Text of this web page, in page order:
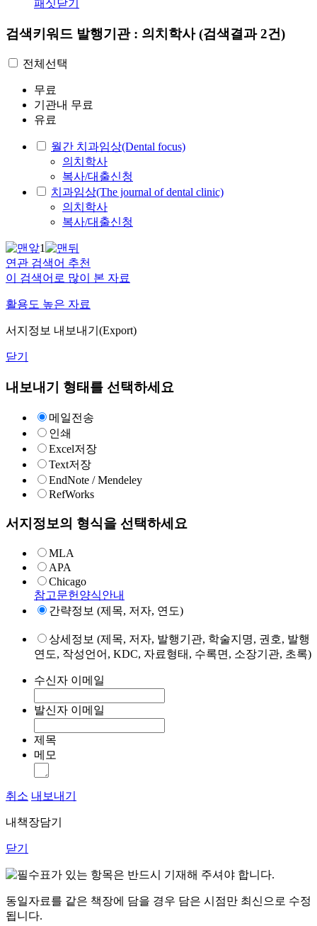
패싯닫기
검색키워드 발행기관 : 의치학사(검색결과 2건)
전체선택
무료
기관내 무료
유료
월간 치과임상(Dental focus)
의치학사
복사/대출신청
치과임상(The journal of dental clinic)
의치학사
복사/대출신청
1
연관 검색어 추천
이 검색어로 많이 본 자료
활용도 높은 자료
서지정보 내보내기(Export)
닫기
내보내기 형태를 선택하세요
메일전송
인쇄
Excel저장
Text저장
EndNote / Mendeley
RefWorks
서지정보의 형식을 선택하세요
MLA
APA
Chicago
참고문헌양식안내
간략정보 (제목, 저자, 연도)
상세정보 (제목, 저자, 발행기관, 학술지명, 권호, 발행
연도, 작성언어, KDC, 자료형태, 수록면, 소장기관, 초록)
수신자 이메일
발신자 이메일
제목
메모
취소 내보내기
내책장담기
닫기
표가 있는 항목은 반드시 기재해 주셔야 합니다.
동일자료를 같은 책장에 담을 경우 담은 시점만 최신으로 수정
됩니다.